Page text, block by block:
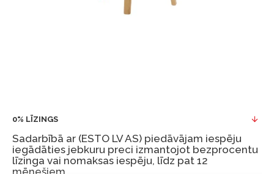
0% LĪZINGS
Sadarbībā ar (ESTO LV AS) piedāvājam iespēju
iegādāties jebkuru preci izmantojot bezprocentu
līzinga vai nomaksas iespēju, līdz pat 12
mēnešiem.